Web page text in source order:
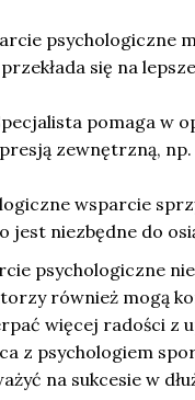
psychologiczne
się na
pomaga w
zewnętrzną,
wsparcie
niezbędne do
psychologiczne
również mogą
więcej radości z
z psychologiem
na sukcesie w